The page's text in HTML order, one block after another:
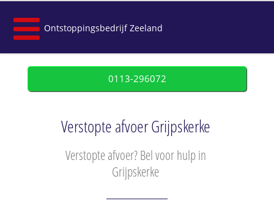
Ontstoppingsbedrijf Zeeland
0113-296072
Verstopte afvoer Grijpskerke
Verstopte afvoer? Bel voor hulp in
Grijpskerke